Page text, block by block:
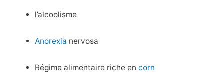
l’alcoolisme
Anorexia nervosa
Régime alimentaire riche encorn